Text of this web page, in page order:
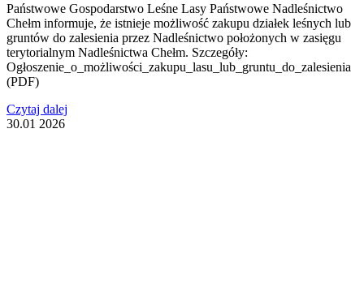
Państwowe Gospodarstwo Leśne Lasy Państwowe Nadleśnictwo
Chełm informuje, że istnieje możliwość zakupu działek leśnych lub
gruntów do zalesienia przez Nadleśnictwo położonych w zasięgu
terytorialnym Nadleśnictwa Chełm. Szczegóły:
Ogłoszenie_o_możliwości_zakupu_lasu_lub_gruntu_do_zalesienia
(PDF)
Czytaj dalej
30.01 2026